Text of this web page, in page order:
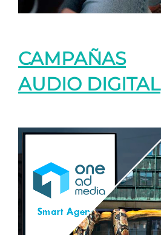
CAMPAÑAS
AUDIO DIGITAL